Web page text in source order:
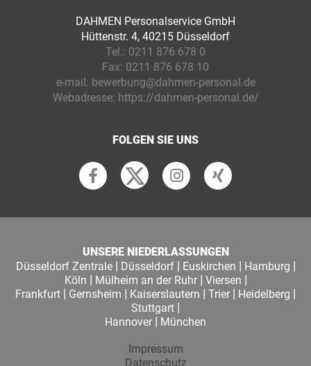
DAHMEN Personalservice GmbH
Hüttenstr. 4, 40215 Düsseldorf
Tel.: 0211 876 678 0
Fax: 0211 876 678 10
e-mail: bewerbung@dahmen-personal.de
Webadresse: https://dahmen-personal.de/
FOLGEN SIE UNS
UNSERE NIEDERLASSUNGEN
Düsseldorf Zentrale| Düsseldorf| Euskirchen | Hamburg |
Köln | Mülheim an der Ruhr| Viersen |
Frankfurt | Gernsheim | Kaiserslautern | Trier | Heidelberg |
Stuttgart |
Hannover | München
Impressum
Datenschutz